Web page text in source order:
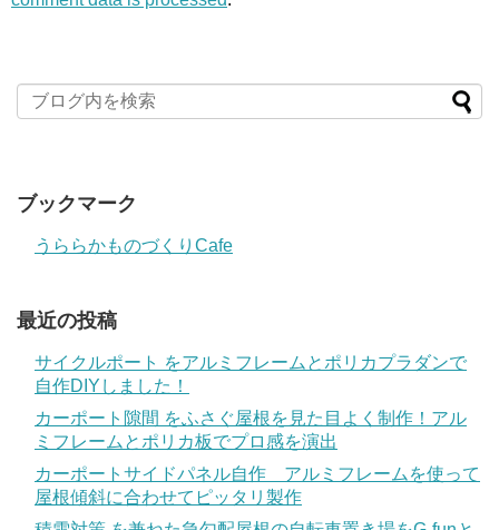
ブックマーク
うららかものづくりCafe
最近の投稿
サイクルポート をアルミフレームとポリカプラダンで
自作DIYしました！
カーポート隙間 をふさぐ屋根を見た目よく制作！アル
ミフレームとポリカ板でプロ感を演出
カーポートサイドパネル自作 アルミフレームを使って
屋根傾斜に合わせてピッタリ製作